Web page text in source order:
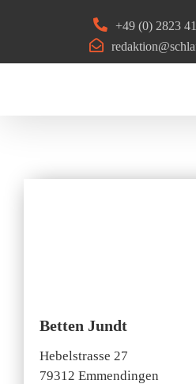
+49 (0) 2823
Betten Jundt
Hebelstrasse 27
79312 Emmendingen